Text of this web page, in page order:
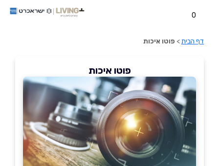
0
דף הבית> פוטו איכות
פוטו איכות